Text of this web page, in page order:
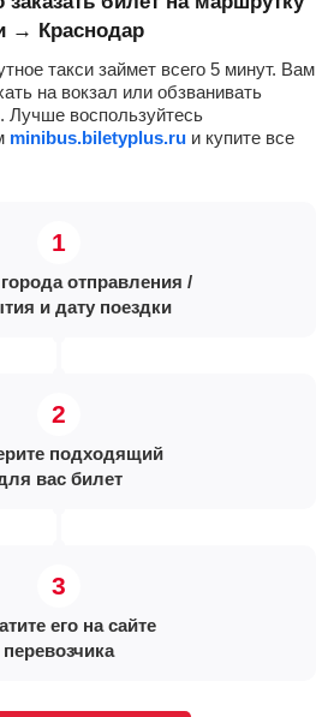
→ Краснодар
такси займет всего 5 минут. Вам
на вокзал или обзванивать
Лучше воспользуйтесь
minibus.biletyplus.ru и купите все
отправления /
и дату поездки
подходящий
вас билет
его на сайте
перевозчика